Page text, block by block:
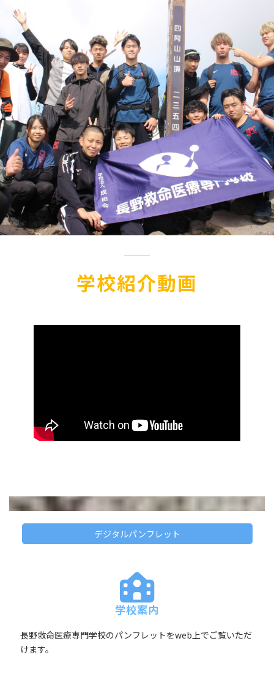
学校紹介動画
デジタルパンフレット
学校案内
長野救命医療専門学校のパンフレットをweb上でご覧いただ
けます。